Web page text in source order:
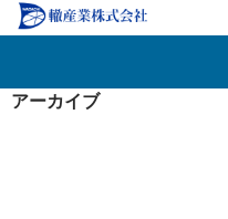
ン
アーカイブ